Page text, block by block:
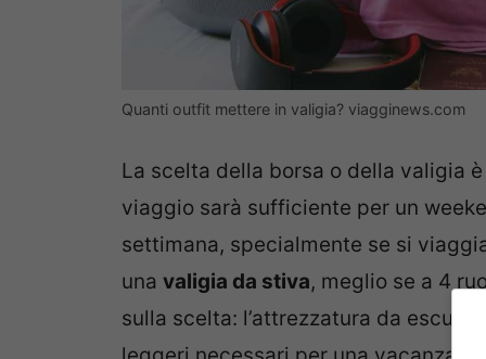
Quanti outfit mettere in valigia? viagginews.com
La scelta della borsa o della valigia
viaggio sarà sufficiente per un
settimana, specialmente se si
una valigia da stiva, meglio se a 4
sulla scelta: l’attrezzatura da